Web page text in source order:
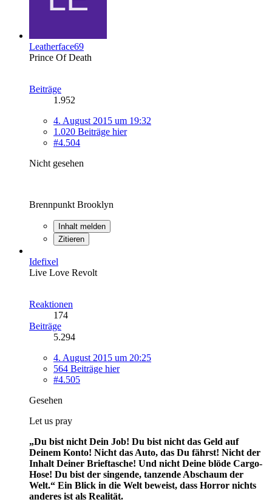
Leatherface69
Prince Of Death
Beiträge
1.952
4. August 2015 um 19:32
1.020 Beiträge hier
#4.504
Nicht gesehen
Brennpunkt Brooklyn
Inhalt melden
Zitieren
Idefixel
Live Love Revolt
Reaktionen
174
Beiträge
5.294
4. August 2015 um 20:25
564 Beiträge hier
#4.505
Gesehen
Let us pray
„Du bist nicht Dein Job! Du bist nicht das Geld auf
Deinem Konto! Nicht das Auto, das Du fährst! Nicht der
Inhalt Deiner Brieftasche! Und nicht Deine blöde Cargo-
Hose! Du bist der singende, tanzende Abschaum der
Welt.“ Ein Blick in die Welt beweist, dass Horror nichts
anderes ist als Realität.